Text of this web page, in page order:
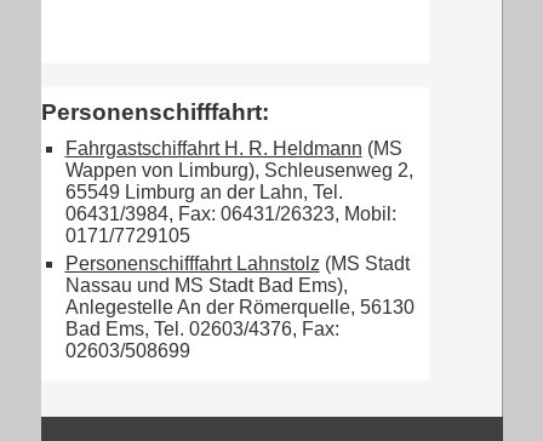
Personenschifffahrt:
Fahrgastschiffahrt H. R. Heldmann (MS
Wappen von Limburg), Schleusenweg 2,
65549 Limburg an der Lahn, Tel.
06431/3984, Fax: 06431/26323, Mobil:
0171/7729105
Personenschifffahrt Lahnstolz (MS Stadt
Nassau und MS Stadt Bad Ems),
Anlegestelle An der Römerquelle, 56130
Bad Ems, Tel. 02603/4376, Fax:
02603/508699